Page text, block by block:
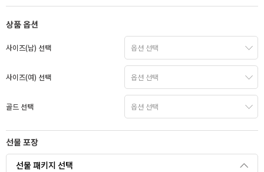
상품 옵션
사이즈(남) 선택
사이즈(여) 선택
골드 선택
선물 포장
선물 패키지 선택